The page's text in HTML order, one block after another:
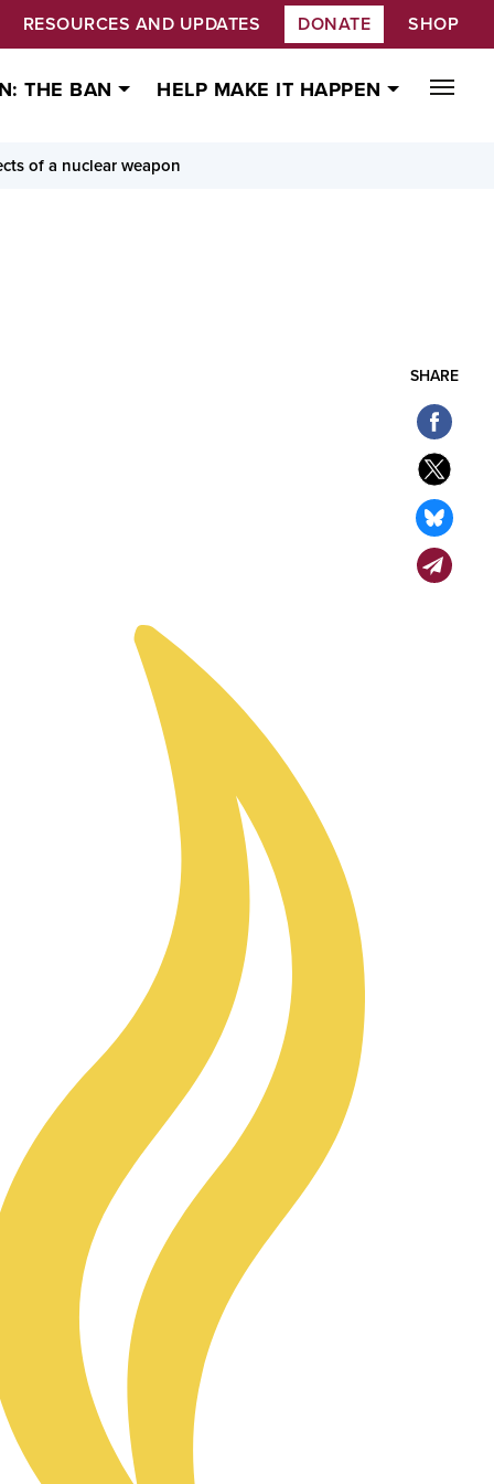
RESOURCES AND UPDATES DONATE SHOP
THE BAN HELP MAKE IT HAPPEN
of a nuclear weapon
SHARE